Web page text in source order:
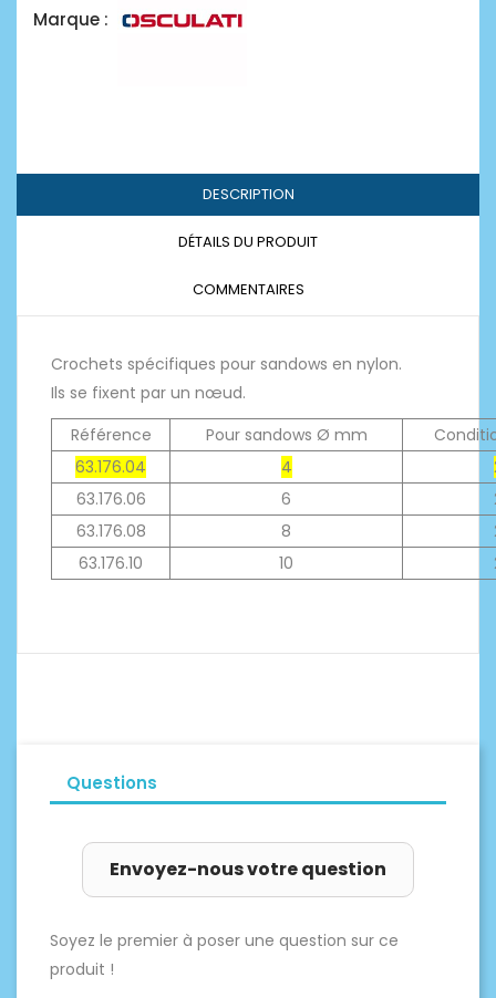
Marque :
DESCRIPTION
DÉTAILS DU PRODUIT
COMMENTAIRES
Crochets spécifiques pour sandows en nylon.
Ils se fixent par un nœud.
Référence
Pour sandows Ø mm
63.176.04
4
63.176.06
6
63.176.08
8
63.176.10
10
Questions
Envoyez-nous votre question
Soyez le premier à poser une question sur ce
produit !